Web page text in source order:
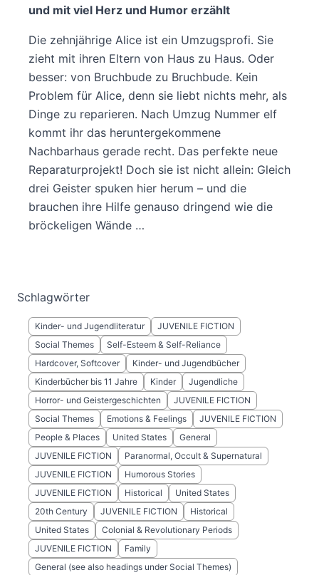
und mit viel Herz und Humor erzählt
Die zehnjährige Alice ist ein Umzugsprofi. Sie
zieht mit ihren Eltern von Haus zu Haus. Oder
besser: von Bruchbude zu Bruchbude. Kein
Problem für Alice, denn sie liebt nichts mehr, als
Dinge zu reparieren. Nach Umzug Nummer elf
kommt ihr das heruntergekommene
Nachbarhaus gerade recht. Das perfekte neue
Reparaturprojekt! Doch sie ist nicht allein: Gleich
drei Geister spuken hier herum – und die
brauchen ihre Hilfe genauso dringend wie die
bröckeligen Wände …
Schlagwörter
Kinder- und Jugendliteratur
JUVENILE FICTION
Social Themes
Self-Esteem & Self-Reliance
Hardcover, Softcover
Kinder- und Jugendbücher
Kinderbücher bis 11 Jahre
Kinder
Jugendliche
Horror- und Geistergeschichten
JUVENILE FICTION
Social Themes
Emotions & Feelings
JUVENILE FICTION
People & Places
United States
General
JUVENILE FICTION
Paranormal, Occult & Supernatural
JUVENILE FICTION
Humorous Stories
JUVENILE FICTION
Historical
United States
20th Century
JUVENILE FICTION
Historical
United States
Colonial & Revolutionary Periods
JUVENILE FICTION
Family
General (see also headings under Social Themes)